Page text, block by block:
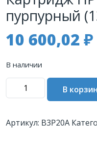
пурпурный
10 600,02 ₽
В наличии
Количество
товара
HP
727
В
Артикул: B3P20A